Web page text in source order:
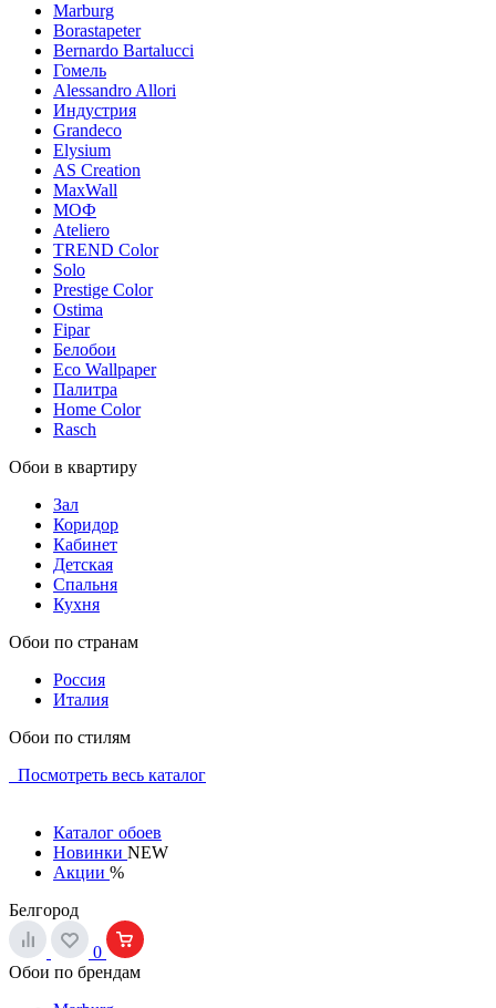
Marburg
Borastapeter
Bernardo Bartalucci
Гомель
Alessandro Allori
Индустрия
Grandeco
Elysium
AS Creation
MaxWall
МОФ
Ateliero
TREND Color
Solo
Prestige Color
Ostima
Fipar
Белобои
Eco Wallpaper
Палитра
Home Color
Rasch
Обои в квартиру
Зал
Коридор
Кабинет
Детская
Спальня
Кухня
Обои по странам
Россия
Италия
Обои по стилям
Посмотреть весь каталог
Каталог обоев
Новинки NEW
Акции %
Белгород
0
Обои по брендам